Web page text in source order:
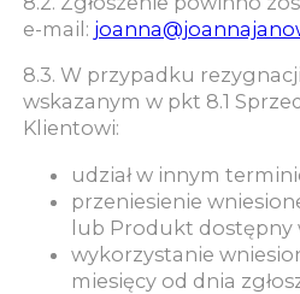
e-mail:
8.3. W przypadku
wskazanym w pkt 8.1
Klientowi:
udział w innym
przeniesienie
lub Produkt dostępny
wykorzystanie
miesięcy od dnia